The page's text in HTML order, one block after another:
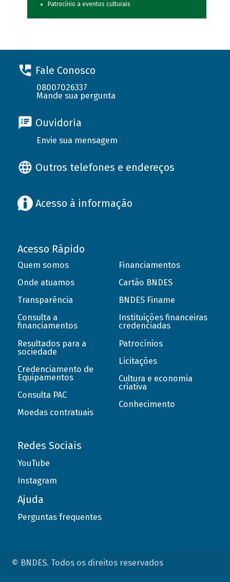
Patrocínio a eventos culturais
Fale Conosco
08007026337
Mande sua pergunta
Ouvidoria
Envie sua mensagem
Outros telefones e endereços
Acesso à informação
Acesso Rápido
Quem somos
Onde atuamos
Transparência
Consulta a
financiamentos
Resultados para a
sociedade
Credenciamento de
Equipamentos
Consulta PAC
Moedas contratuais
Financiamentos
Cartão BNDES
BNDES Finame
Instituições financeiras
credenciadas
Patrocínios
Licitações
Cultura e economia
criativa
Conhecimento
Redes Sociais
YouTube
Instagram
Ajuda
Perguntas frequentes
© BNDES. Todos os direitos reservados